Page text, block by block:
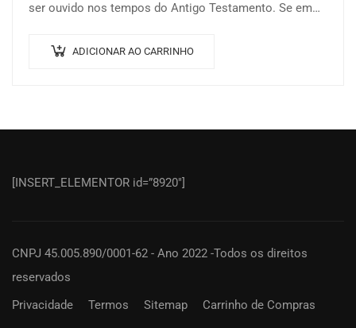
ser ouvido nos tempos do Antigo Testamento. Se em…
ADICIONAR AO CARRINHO
[INSERT_ELEMENTOR id=”8920″]
CNPJ 45.005.890/0001-62 - Ano 2022 -Todos os direitos
reservados
Privacidade
Termos Sitemap Carrinho de Compras